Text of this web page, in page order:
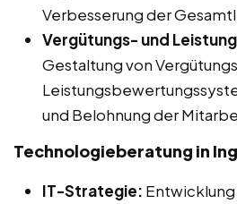
Verbesserung der
Vergütungs- und
Gestaltung von
und Belohnung der
Technologieberatung in
IT-Strategie: Entwicklung